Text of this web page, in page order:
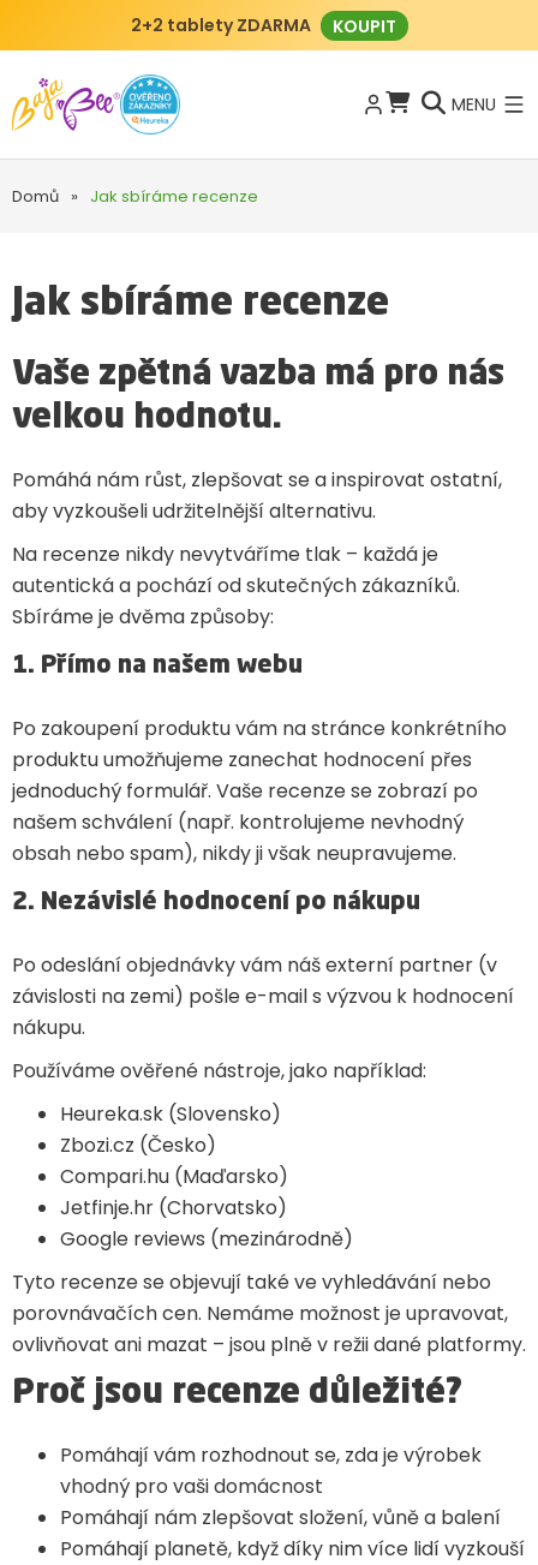
2+2 tablety ZDARMA KOUPIT
MENU
Domů » Jak sbíráme recenze
Jak sbíráme recenze
Vaše zpětná vazba má pro nás
velkou hodnotu.
Pomáhá nám růst, zlepšovat se a inspirovat ostatní,
aby vyzkoušeli udržitelnější alternativu.
Na recenze nikdy nevytváříme tlak – každá je
autentická a pochází od skutečných zákazníků.
Sbíráme je dvěma způsoby:
1. Přímo na našem webu
Po zakoupení produktu vám na stránce konkrétního
produktu umožňujeme zanechat hodnocení přes
jednoduchý formulář. Vaše recenze se zobrazí po
našem schválení (např. kontrolujeme nevhodný
obsah nebo spam), nikdy ji však neupravujeme.
2. Nezávislé hodnocení po nákupu
Po odeslání objednávky vám náš externí partner (v
závislosti na zemi) pošle e-mail s výzvou k hodnocení
nákupu.
Používáme ověřené nástroje, jako například:
Heureka.sk (Slovensko)
Zbozi.cz (Česko)
Compari.hu (Maďarsko)
Jetfinje.hr (Chorvatsko)
Google reviews (mezinárodně)
Tyto recenze se objevují také ve vyhledávání nebo
porovnávačích cen. Nemáme možnost je upravovat,
ovlivňovat ani mazat – jsou plně v režii dané platformy.
Proč jsou recenze důležité?
Pomáhají vám rozhodnout se, zda je výrobek
vhodný pro vaši domácnost
Pomáhají nám zlepšovat složení, vůně a balení
Pomáhají planetě, když díky nim více lidí vyzkouší